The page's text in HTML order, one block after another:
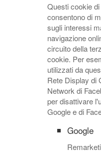
Questi cookie
consentono di
sugli interessi
navigazione
circuito della
cookie. Per
utilizzati da
Rete Display di
Network di
per disattivare
Google e di
Google